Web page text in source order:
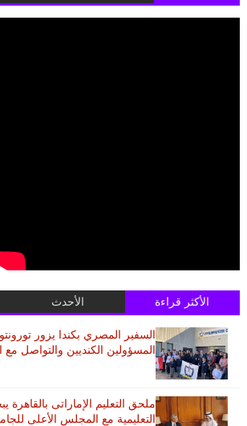
الأكثر قراءة الأحدث
السفير المصري بكندا يزور
المسؤولين الكنديين والتواصل مع
ملحق التعليم الإماراتى بالقاهرة
التعليمية مع المجلس الأعلى